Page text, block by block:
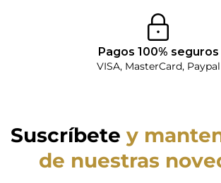
Pagos 100% seguros
VISA, MasterCard, Paypal
Suscríbete y
de nuestras